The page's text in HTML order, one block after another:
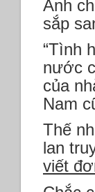
Ảnh
sắp
“Tình
nước
của
Nam
Thế
lan
viết